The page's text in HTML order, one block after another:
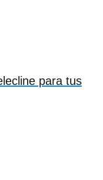
para tus